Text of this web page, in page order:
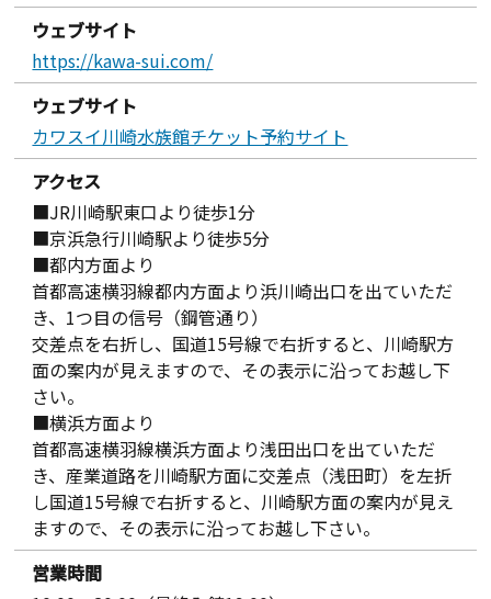
ウェブサイト
https://kawa-sui.com/
ウェブサイト
カワスイ川崎水族館チケット予約サイト
アクセス
■JR川崎駅東口より徒歩1分
■京浜急行川崎駅より徒歩5分
■都内方面より
首都高速横羽線都内方面より浜川崎出口を出ていただ
き、1つ目の信号（鋼管通り）
交差点を右折し、国道15号線で右折すると、川崎駅方
面の案内が見えますので、その表示に沿ってお越し下
さい。
■横浜方面より
首都高速横羽線横浜方面より浅田出口を出ていただ
き、産業道路を川崎駅方面に交差点（浅田町）を左折
し国道15号線で右折すると、川崎駅方面の案内が見え
ますので、その表示に沿ってお越し下さい。
営業時間